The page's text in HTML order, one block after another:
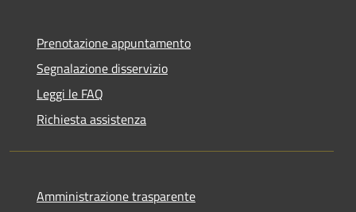
Prenotazione appuntamento
Segnalazione disservizio
Leggi le FAQ
Richiesta assistenza
Amministrazione trasparente